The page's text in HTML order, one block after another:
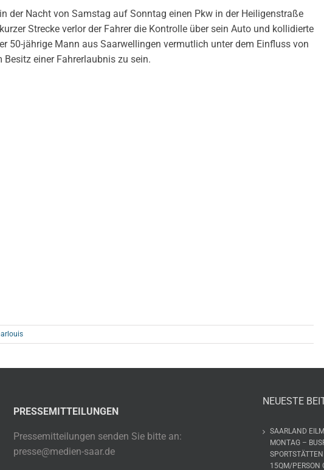
der Nacht von Samstag auf Sonntag einen Pkw in der Heiligenstraße
Strecke verlor der Fahrer die Kontrolle über sein Auto und kollidierte
50-jährige Mann aus Saarwellingen vermutlich unter dem Einfluss von
einer Fahrerlaubnis zu sein.
PRESSEMITTEILUNGEN
Pressemitteilungen senden Sie bitte an:
presse@medien-saar.de
NEUESTE
SAARLAND
MONTAG –
15QM/PERSON